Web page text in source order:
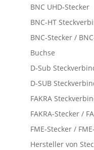
BNC UHD-Stecker
BNC-HT
BNC-Stecker /
Buchse
D-Sub
D-SUB
FAKRA
FAKRA-Stecker /
FME-Stecker /
Hersteller von